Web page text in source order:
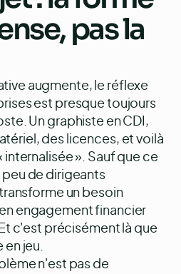
pas la
augmente, le réflexe
est presque toujours
Un graphiste en CDI,
des licences, et voilà
internalisée ». Sauf que ce
peu de dirigeants
un besoin
engagement financier
c'est précisément là que
jeu.
n'est pas de